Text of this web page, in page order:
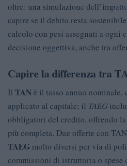
oltre: una simulazione
capire se il debito resta
calcolo con pesi assegnati a ogni
decisione oggettiva, anche tra
Capire la differenza tra
Il TANè il tasso annuo nominale,
applicato al capitale; il TAEG
obbligatori del credito, offrendo
più completa. Due offerte con
TAEG molto diversi per via di
commissioni di istruttoria o spese